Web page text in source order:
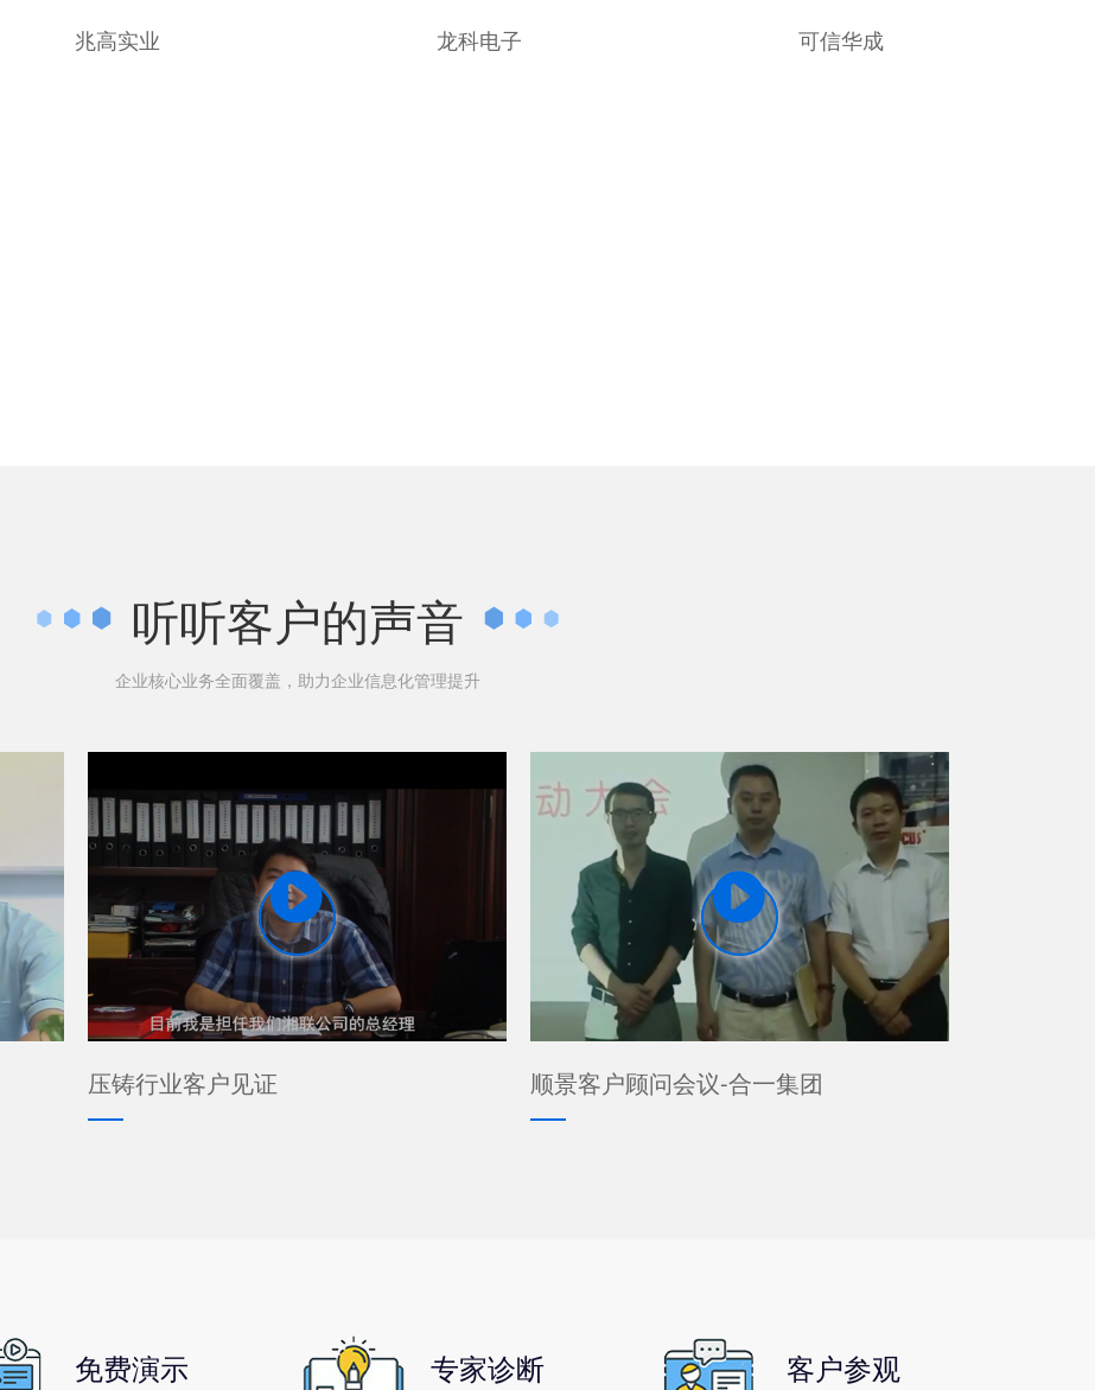
兆高实业 龙科电子 可信华成
听听客户的声音
企业核心业务全面覆盖，助力企业信息化管理提升

压铸行业客户见证

顺景客户顾问会议-合一集团
免费演示 专家诊断 客户参观